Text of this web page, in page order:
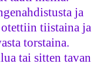
ja
tiistaina ja
torstaina.
tai sitten tavan